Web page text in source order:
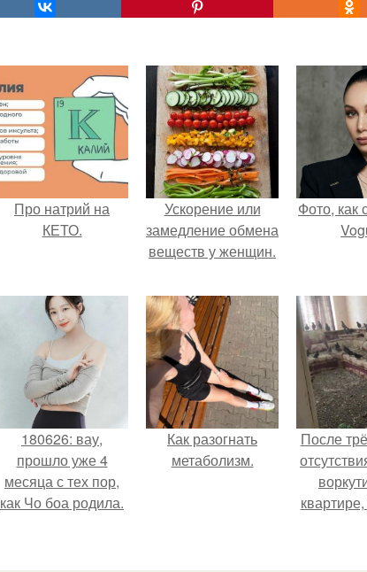
Про натрий на
КЕТО.
Ускорение или
замедление обмена
веществ у женщин.
Фото, как
180626: вау,
прошло уже 4
месяца с тех пор,
как Чо боа родила.
Как разогнать
метаболизм.
После